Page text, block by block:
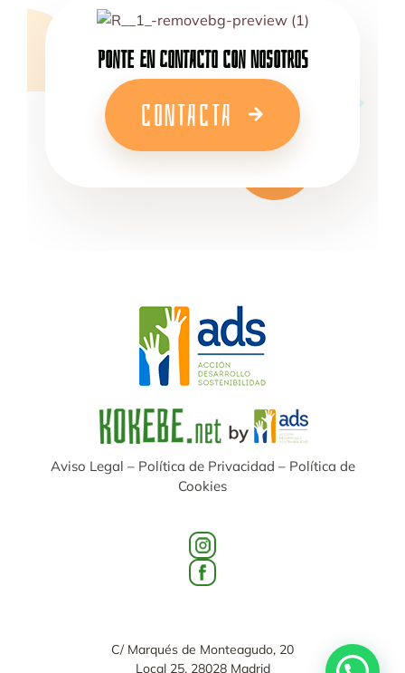
PONTE EN CONTACTO CON NOSOTROS
CONTACTA
Aviso Legal – Política de Privacidad – Política de
Cookies
C/ Marqués de Monteagudo, 20
Local 25, 28028 Madrid